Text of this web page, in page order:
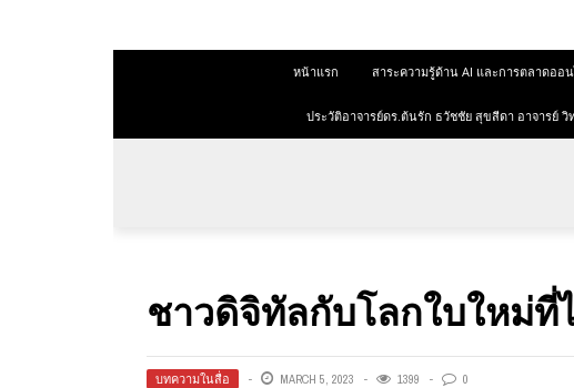
หน้าแรก สาระความรู้ด้าน AI และการตลาดออ
ประวัติอาจารย์ดร.ต้นรัก ธวัชชัย สุขสีดา อาจารย์
ชาวดิจิทัลกับโลกใบใหม่ที่
บทความในสื่อ MARCH 5, 2023 1399 0